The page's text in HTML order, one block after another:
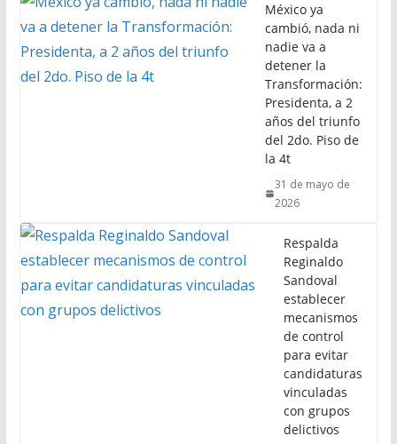
México ya
cambió, nada ni
nadie va a
detener la
Transformación:
Presidenta, a 2
años del triunfo
del 2do. Piso de
la 4t
31 de mayo de
2026
Respalda
Reginaldo
Sandoval
establecer
mecanismos
de control
para evitar
candidaturas
vinculadas
con grupos
delictivos